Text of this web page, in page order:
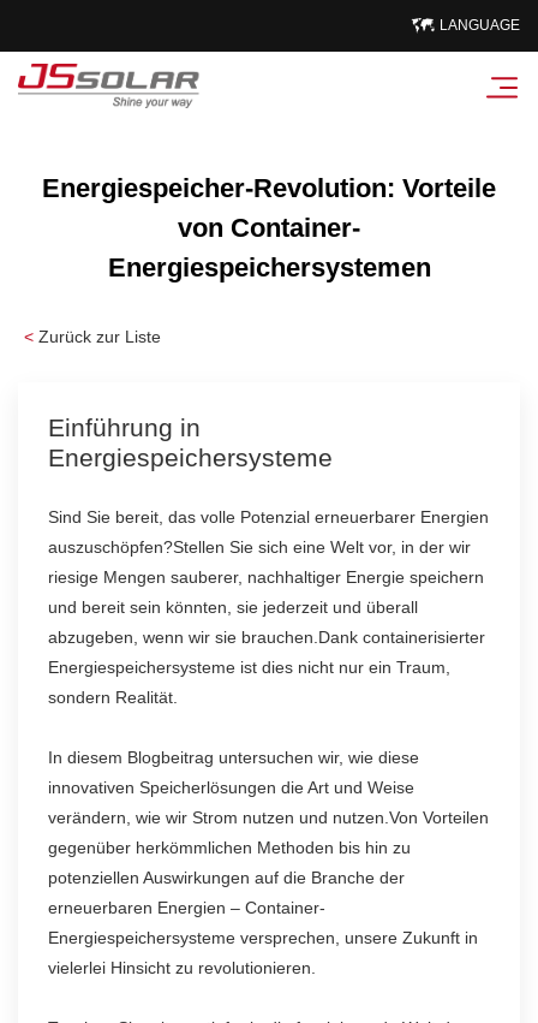
LANGUAGE
Energiespeicher-Revolution: Vorteile
von Container-
Energiespeichersystemen
< Zurück zur Liste
Einführung in
Energiespeichersysteme
Sind Sie bereit, das volle Potenzial erneuerbarer Energien
auszuschöpfen?Stellen Sie sich eine Welt vor, in der wir
riesige Mengen sauberer, nachhaltiger Energie speichern
und bereit sein könnten, sie jederzeit und überall
abzugeben, wenn wir sie brauchen.Dank containerisierter
Energiespeichersysteme ist dies nicht nur ein Traum,
sondern Realität.
In diesem Blogbeitrag untersuchen wir, wie diese
innovativen Speicherlösungen die Art und Weise
verändern, wie wir Strom nutzen und nutzen.Von Vorteilen
gegenüber herkömmlichen Methoden bis hin zu
potenziellen Auswirkungen auf die Branche der
erneuerbaren Energien – Container-
Energiespeichersysteme versprechen, unsere Zukunft in
vielerlei Hinsicht zu revolutionieren.